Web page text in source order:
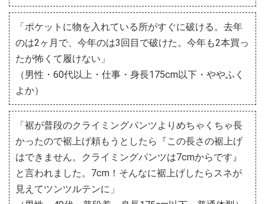
「ポケットに物を入れている所がすぐに破ける。去年
のは2ヶ月で、今年のは3回目で破けた。今年も2本買っ
たが怖くて履けない」
（男性・60代以上・仕事・身長175cm以下・ややふく
よか）
「裾が普段のクライミングパンツよりめちゃくちゃ長
かったので裾上げ頼もうとしたら『この長さの裾上げ
はできません。クライミングパンツは7cmからです』
と言われました。7cm！そんなに裾上げしたらスネが
見えてツンツルテンに」